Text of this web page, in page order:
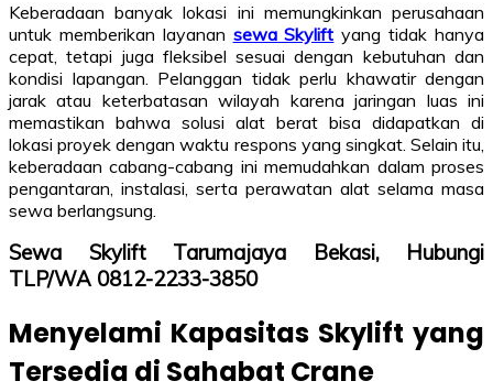
Keberadaan banyak lokasi ini memungkinkan perusahaan
untuk memberikan layanan sewa Skylift yang tidak hanya
cepat, tetapi juga fleksibel sesuai dengan kebutuhan dan
kondisi lapangan. Pelanggan tidak perlu khawatir dengan
jarak atau keterbatasan wilayah karena jaringan luas ini
memastikan bahwa solusi alat berat bisa didapatkan di
lokasi proyek dengan waktu respons yang singkat. Selain itu,
keberadaan cabang-cabang ini memudahkan dalam proses
pengantaran, instalasi, serta perawatan alat selama masa
sewa berlangsung.
Sewa Skylift Tarumajaya Bekasi, Hubungi
TLP/WA 0812-2233-3850
Menyelami Kapasitas Skylift yang
Tersedia di Sahabat Crane